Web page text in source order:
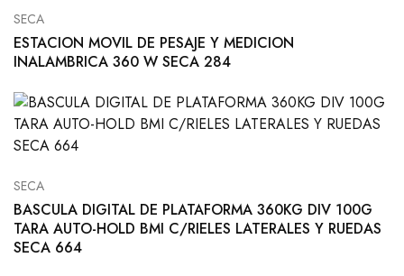
SECA
ESTACION MOVIL DE PESAJE Y MEDICION
INALAMBRICA 360 W SECA 284
SECA
BASCULA DIGITAL DE PLATAFORMA 360KG DIV 100G
TARA AUTO-HOLD BMI C/RIELES LATERALES Y RUEDAS
SECA 664